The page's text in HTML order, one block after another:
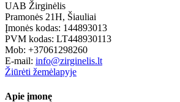
UAB Žirginėlis
Pramonės 21H, Šiauliai
Įmonės kodas: 144893013
PVM kodas: LT448930113
Mob: +37061298260
E-mail: info@zirginelis.lt
Žiūrėti žemėlapyje
Apie įmonę